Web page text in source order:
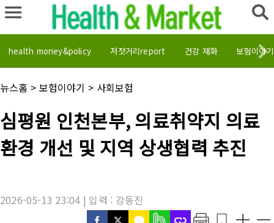
health money&policy 저잣거리report 건강 재화 보험이야기
채
널
:
뉴스홈 > 보험이야기 > 사회보험
기
사
목
심평원 인천본부, 의료취약지 의료
환경 개선 및 지역 상생협력 추진
2026-05-13 23:04 | 입력 : 강동진